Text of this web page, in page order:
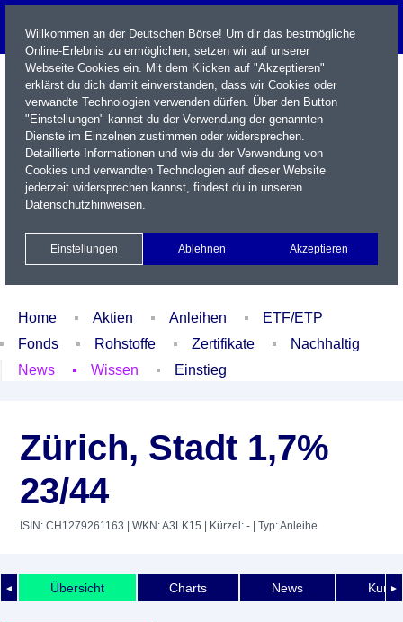
Name / WKN / ISIN / Kürzel
Xetra Realtime
Watchlist Portfolio Login
Home Aktien Anleihen
ETF/ETP
Fonds
Rohstoffe Zertifikate
Nachhaltig
News
Wissen Einstieg
Zürich, Stadt 1,7%
23/44
ISIN: CH1279261163 | WKN: A3LK15 | Kürzel: - | Typ: Anleihe
◄ ►
Übersicht Charts News
Willkommen an der Deutschen Börse! Um dir das bestmögliche
Online-Erlebnis zu ermöglichen, setzen wir auf unserer
Webseite Cookies ein. Mit dem Klicken auf "Akzeptieren"
erklärst du dich damit einverstanden, dass wir Cookies oder
verwandte Technologien verwenden dürfen. Über den Button
"Einstellungen" kannst du der Verwendung der genannten
Dienste im Einzelnen zustimmen oder widersprechen.
Detaillierte Informationen und wie du der Verwendung von
Cookies und verwandten Technologien auf dieser Website
jederzeit widersprechen kannst, findest du in unseren
Datenschutzhinweisen.
Einstellungen Ablehnen Akzeptieren